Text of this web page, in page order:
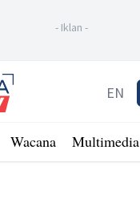
- Iklan -
EN
Wacana Multimedia